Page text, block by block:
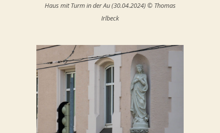
Haus mit Turm in der Au (30.04.2024) © Thomas
Irlbeck